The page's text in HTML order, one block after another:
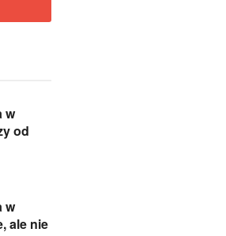
w
od
w
ale nie